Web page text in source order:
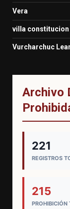
Vera
villa constitucion
Vurcharchuc
Archivo
221
REGISTROS
215
PROHIBICIÓN